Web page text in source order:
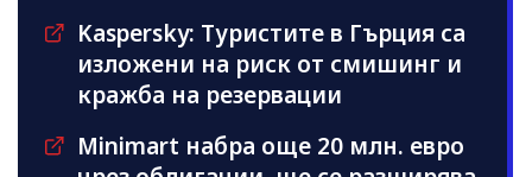
Kaspersky: Туристите в Гърция са
изложени на риск от смишинг и
кражба на резервации
Minimart набра още 20 млн. евро